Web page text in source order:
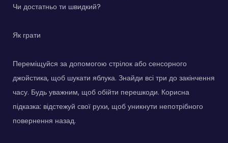
Чи достатньо ти швидкий?
Як грати
Переміщуйся за допомогою стрілок або сенсорного
джойстика, щоб шукати яблука. Знайди всі три до закінчення
часу. Будь уважним, щоб обійти перешкоди. Корисна
підказка: відстежуй свої рухи, щоб уникнути непотрібного
повернення назад.